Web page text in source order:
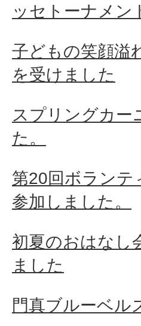
ッセトーナメン
子どもの笑顔溢
を受けました
スプリングカー
た。
第20回ボランテ
参加しました。
初夏のおはなし
ました
門真ブルーベル